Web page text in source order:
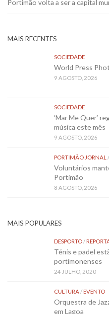
Portimão volta a ser a capital
MAIS RECENTES
SOCIEDADE
World Press
9 AGOSTO, 2026
SOCIEDADE
‘Mar Me Quer’
música este mês
9 AGOSTO, 2026
PORTIMÃO JORNAL /
Voluntários
Portimão
8 AGOSTO, 2026
MAIS POPULARES
DESPORTO/
Ténis e padel
portimonenses
24 JULHO, 2020
CULTURA/EVENTO
Orquestra de
em Lagoa